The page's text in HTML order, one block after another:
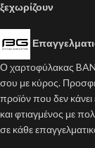
ξεχωρίζουν
Ο χαρτοφύλακας
σου με κύρος.
προϊόν που δεν
και φτιαγμένος με
σε κάθε